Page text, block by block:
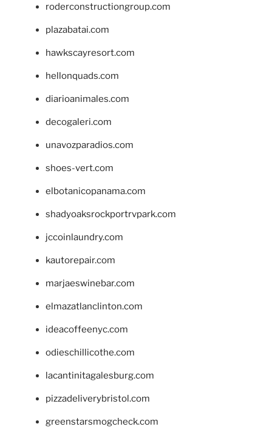
roderconstructiongroup.com
plazabatai.com
hawkscayresort.com
hellonquads.com
diarioanimales.com
decogaleri.com
unavozparadios.com
shoes-vert.com
elbotanicopanama.com
shadyoaksrockportrvpark.com
jccoinlaundry.com
kautorepair.com
marjaeswinebar.com
elmazatlanclinton.com
ideacoffeenyc.com
odieschillicothe.com
lacantinitagalesburg.com
pizzadeliverybristol.com
greenstarsmogcheck.com